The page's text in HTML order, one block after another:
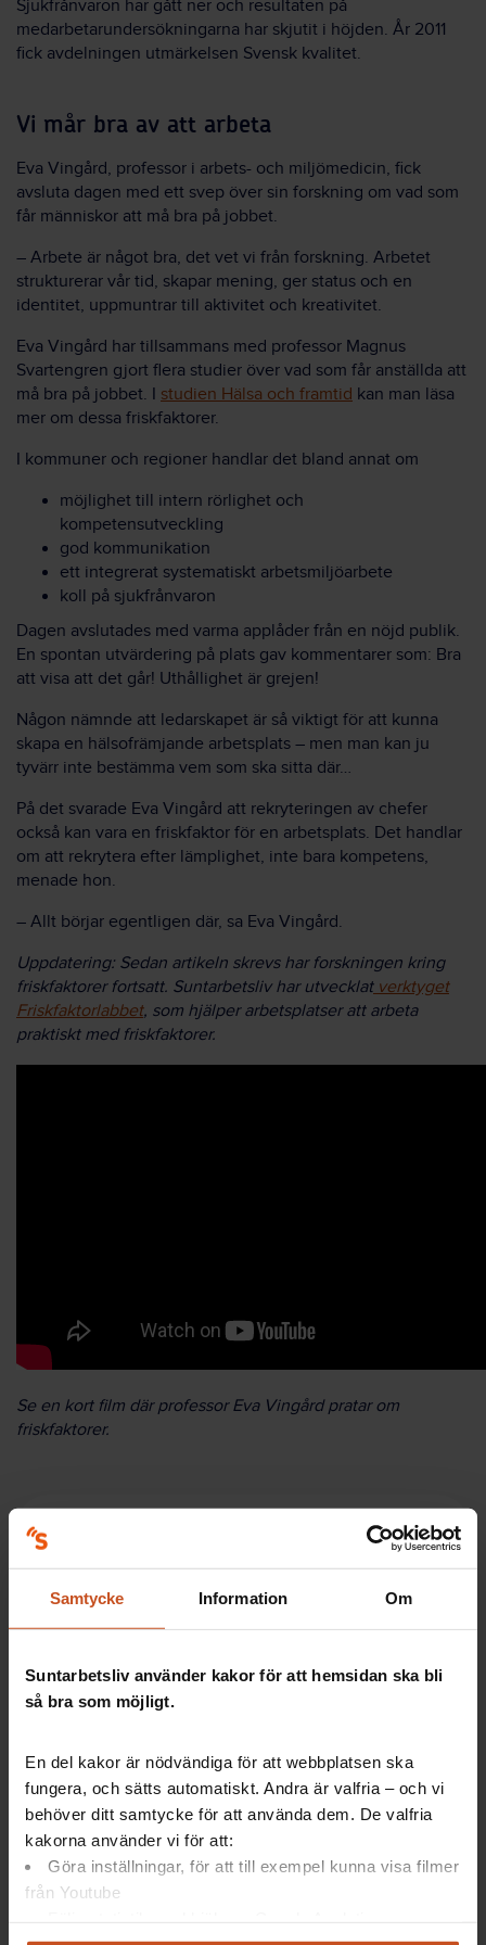
Samtycke Information Om
Suntarbetsliv använder kakor för att hemsidan ska bli
så bra som möjligt.
En del kakor är nödvändiga för att webbplatsen ska
fungera, och sätts automatiskt. Andra är valfria – och vi
behöver ditt samtycke för att använda dem. De valfria
kakorna använder vi för att:
Göra inställningar, för att till exempel kunna visa filmer
från Youtube
Sjukfrånvaron har gått ner och resultaten på
medarbetarundersökningarna har skjutit i höjden. År 2011
fick avdelningen utmärkelsen Svensk kvalitet.
Vi mår bra av att arbeta
Eva Vingård, professor i arbets- och miljömedicin, fick
avsluta dagen med ett svep över sin forskning om vad som
får människor att må bra på jobbet.
– Arbete är något bra, det vet vi från forskning. Arbetet
strukturerar vår tid, skapar mening, ger status och en
identitet, uppmuntrar till aktivitet och kreativitet.
Eva Vingård har tillsammans med professor Magnus
Svartengren gjort flera studier över vad som får anställda att
må bra på jobbet. I studien Hälsa och framtid kan man läsa
mer om dessa friskfaktorer.
I kommuner och regioner handlar det bland annat om
möjlighet till intern rörlighet och
kompetensutveckling
god kommunikation
ett integrerat systematiskt arbetsmiljöarbete
koll på sjukfrånvaron
Dagen avslutades med varma applåder från en nöjd publik.
En spontan utvärdering på plats gav kommentarer som: Bra
att visa att det går! Uthållighet är grejen!
Någon nämnde att ledarskapet är så viktigt för att kunna
skapa en hälsofrämjande arbetsplats – men man kan ju
tyvärr inte bestämma vem som ska sitta där…
På det svarade Eva Vingård att rekryteringen av chefer
också kan vara en friskfaktor för en arbetsplats. Det handlar
om att rekrytera efter lämplighet, inte bara kompetens,
menade hon.
– Allt börjar egentligen där, sa Eva Vingård.
Uppdatering: Sedan artikeln skrevs har forskningen kring
friskfaktorer fortsatt. Suntarbetsliv har utvecklatverktyget
Friskfaktorlabbet, som hjälper arbetsplatser att arbeta
praktiskt med friskfaktorer.
Se en kort film där professor Eva Vingård pratar om
friskfaktorer.
Det svenska nätverket för Hälsofrämjande hälso- och
sjukvård (HFS) etablerades 1996.
Nätverket består av Sveriges regioner och är en del
av det internationella nätverket Health Promoting
Läs mer om HFS på deras webbplats.